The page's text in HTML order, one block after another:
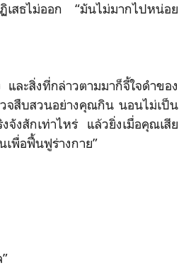
ฏิเสธไม่ออก “มันไม่มากไปหน่อย
ละสิ่งที่กล่าวตามมาก็จี้ใจดำของ
จสืบสวนอย่างคุณกิน นอนไม่เป็น
จังสักเท่าไหร่ แล้วยิ่งเมื่อคุณเสีย
พื่อฟื้นฟูร่างกาย”